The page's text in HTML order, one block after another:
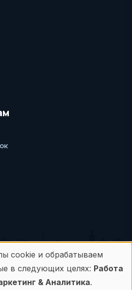
Политика
cookie и обрабатываем
в следующих целях: Работа
& Аналитика.